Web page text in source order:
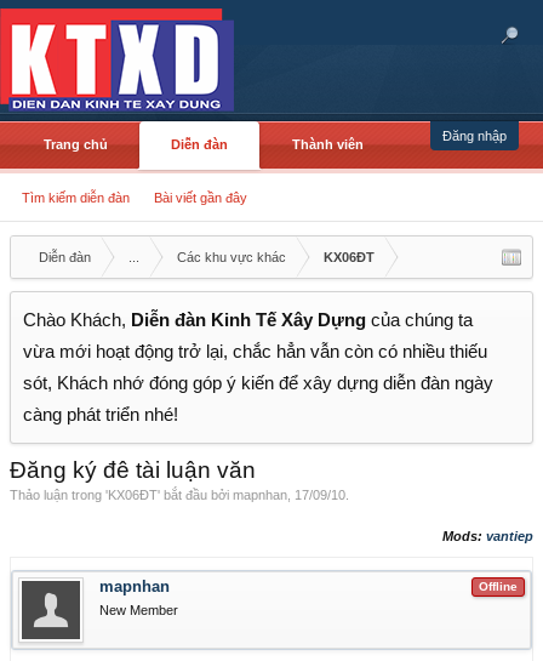
Đăng nhập
Trang chủ Diễn đàn
Tìm kiếm diễn đàn Bài viết gần đây
Thành viên
Diễn đàn Các khu vực khác KX06ĐT
Chào Khách, Diễn đàn Kinh Tế Xây Dựng của chúng ta
vừa mới hoạt động trở lại, chắc hẳn vẫn còn có nhiều thiếu
sót, Khách nhớ đóng góp ý kiến để xây dựng diễn đàn ngày
càng phát triển nhé!
Đăng ký đê tài luận văn
Thảo luận trong 'KX06ĐT' bắt đầu bởi mapnhan 17/09/10
Mods: vantiep
Offline
mapnhan
New Member